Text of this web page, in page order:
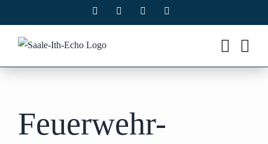
Inhalt
springen
Facebook Instagram
Feuerwehr-